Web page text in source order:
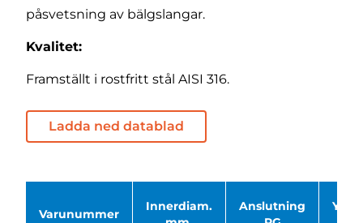
påsvetsning av bälgslangar.
Kvalitet:
Framställt i rostfritt stål AISI 316.
Ladda ned datablad
Varunummer
Innerdiam.
Anslutning